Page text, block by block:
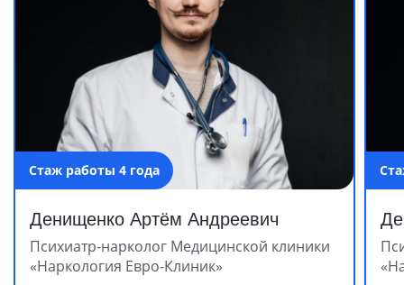
Стаж работы 4 года
Денищенко Артём Андреевич
Психиатр-нарколог Медицинской клиники
«Наркология Евро-Клиник»